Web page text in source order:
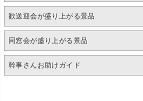
歓送迎会が盛り上がる景品
同窓会が盛り上がる景品
幹事さんお助けガイド